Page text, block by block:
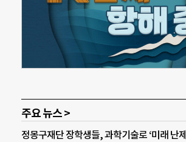
주요 뉴스 >
정몽구재단 장학생들, 과학기술로 ‘미래 난